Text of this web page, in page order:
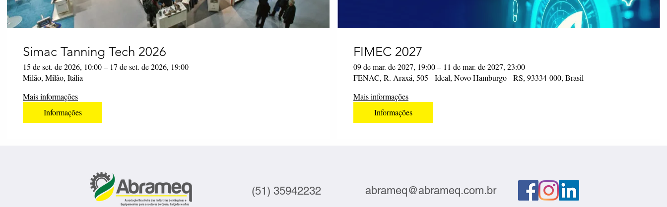
Simac Tanning Tech 2026
15 de set. de 2026, 10:00 – 17 de set. de 2026, 19:00
Milão, Milão, Itália
Mais informações
Informações
FIMEC 2027
09 de mar. de 2027, 19:00 – 11 de mar. de 2027, 23:00
FENAC, R. Araxá, 505 - Ideal, Novo Hamburgo - RS, 93334-000, Brasil
Mais informações
Informações
(51) 35942232 abrameq@abrameq.com.br